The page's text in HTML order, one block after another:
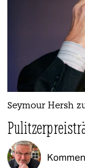
Seymour Hersh